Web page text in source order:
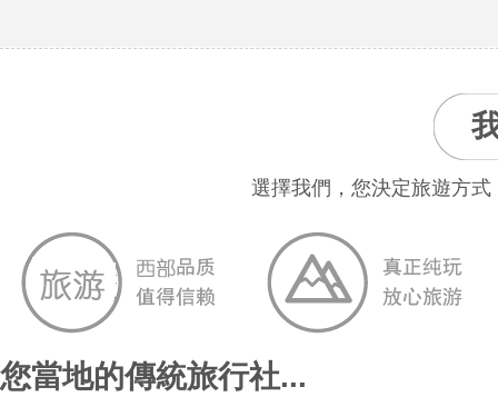
選擇我們，您決定旅遊方
您當地的傳統旅行社...